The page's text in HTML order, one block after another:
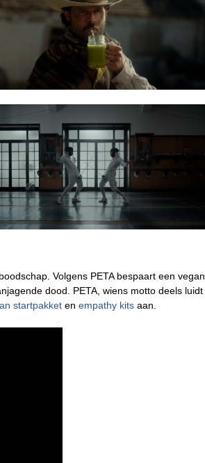
Volgens PETA bespaart een vegan
dood. PETA, wiens motto deels luidt
startpakket en empathy kits aan.